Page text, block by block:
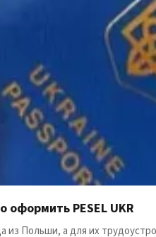
PESEL UKR
из Польши, а для их